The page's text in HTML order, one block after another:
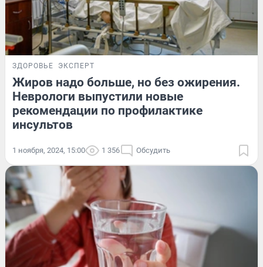
ЗДОРОВЬЕ ЭКСПЕРТ
Жиров надо больше, но без ожирения.
Неврологи выпустили новые
рекомендации по профилактике
инсультов
1 ноября, 2024, 15:00 1 356 Обсудить